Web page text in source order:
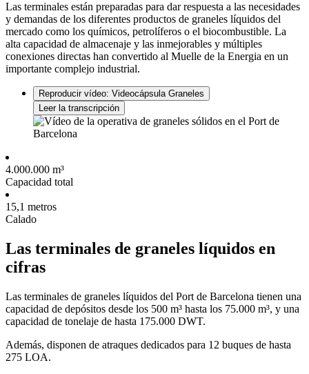
Las terminales están preparadas para dar respuesta a las necesidades
y demandas de los diferentes productos de graneles líquidos del
mercado como los químicos, petrolíferos o el biocombustible. La
alta capacidad de almacenaje y las inmejorables y múltiples
conexiones directas han convertido al Muelle de la Energia en un
importante complejo industrial.
Reproducir vídeo: Videocápsula Graneles
Leer la transcripción
4.000.000 m³
Capacidad total
15,1 metros
Calado
Las terminales de graneles líquidos en
cifras
Las terminales de graneles líquidos del Port de Barcelona tienen una
capacidad de depósitos desde los 500 m³ hasta los 75.000 m³, y una
capacidad de tonelaje de hasta 175.000 DWT.
Además, disponen de atraques dedicados para 12 buques de hasta
275 LOA.